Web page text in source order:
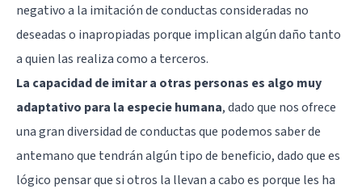
negativo a la imitación de conductas consideradas no
deseadas o inapropiadas porque implican algún daño tanto
a quien las realiza como a terceros.
La capacidad de imitar a otras personas es algo muy
adaptativo para la especie humana, dado que nos ofrece
una gran diversidad de conductas que podemos saber de
antemano que tendrán algún tipo de beneficio, dado que es
lógico pensar que si otros la llevan a cabo es porque les ha